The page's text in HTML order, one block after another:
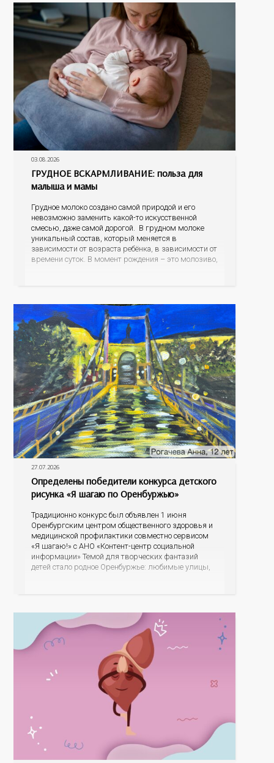
03.08.2026
ГРУДНОЕ ВСКАРМЛИВАНИЕ: польза для
малыша и мамы
Грудное молоко создано самой природой и его
невозможно заменить какой-то искусственной
смесью, даже самой дорогой. В грудном молоке
уникальный состав, который меняется в
зависимости от возраста ребёнка, в зависимости от
времени суток. В момент рождения – это молозиво,
27.07.2026
Определены победители конкурса детского
рисунка «Я шагаю по Оренбуржью»
Традиционно конкурс был объявлен 1 июня
Оренбургским центром общественного здоровья и
медицинской профилактики совместно сервисом
«Я шагаю!» с АНО «Контент-центр социальной
информации» Темой для творческих фантазий
детей стало родное Оренбуржье: любимые улицы,